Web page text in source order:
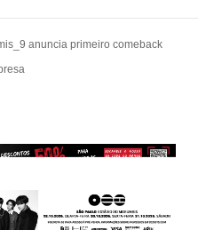
anuncia primeiro comeback